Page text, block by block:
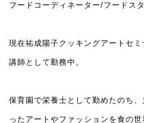
フードコーディネーター/フードス
現在祐成陽子クッキングアートセミ
講師として勤務中。
保育園で栄養士として勤めたのち
ったアートやファッションを食の